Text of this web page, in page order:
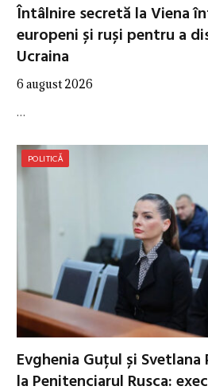
Întâlnire secretă la Viena
europeni și ruși pentru a
Ucraina
6 august 2026
…
POLITICĂ
Evghenia Guțul și
la Penitenciarul Rusca: